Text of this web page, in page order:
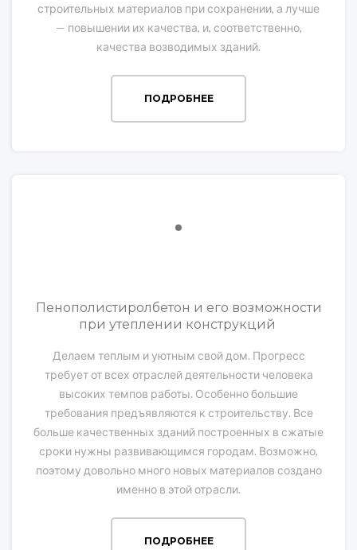
строительных материалов при сохранении, а лучше
— повышении их качества, и, соответственно,
качества возводимых зданий.
ПОДРОБНЕЕ
Пенополистиролбетон и его возможности
при утеплении конструкций
Делаем теплым и уютным свой дом. Прогресс
требует от всех отраслей деятельности человека
высоких темпов работы. Особенно большие
требования предъявляются к строительству. Все
больше качественных зданий построенных в сжатые
сроки нужны развивающимся городам. Возможно,
поэтому довольно много новых материалов создано
именно в этой отрасли.
ПОДРОБНЕЕ